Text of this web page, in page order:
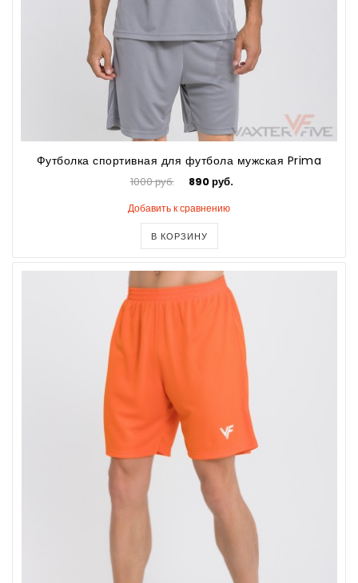
Футболка спортивная для футбола мужская Prima
1000 руб. 890 руб.
Добавить к сравнению
В КОРЗИНУ